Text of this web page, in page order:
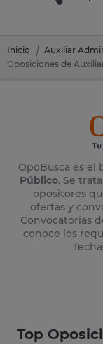
Inicio Auxiliar
OpoBusca es el
Público. Se
opositores
ofertas y
Convocatorias
conoce los
Top